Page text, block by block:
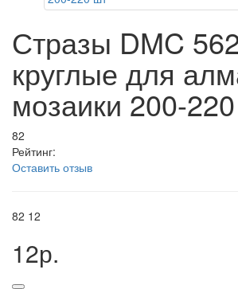
Стразы DMC
круглые для
мозаики 200-
82
Рейтинг:
Оставить отзыв
82 12
12р.